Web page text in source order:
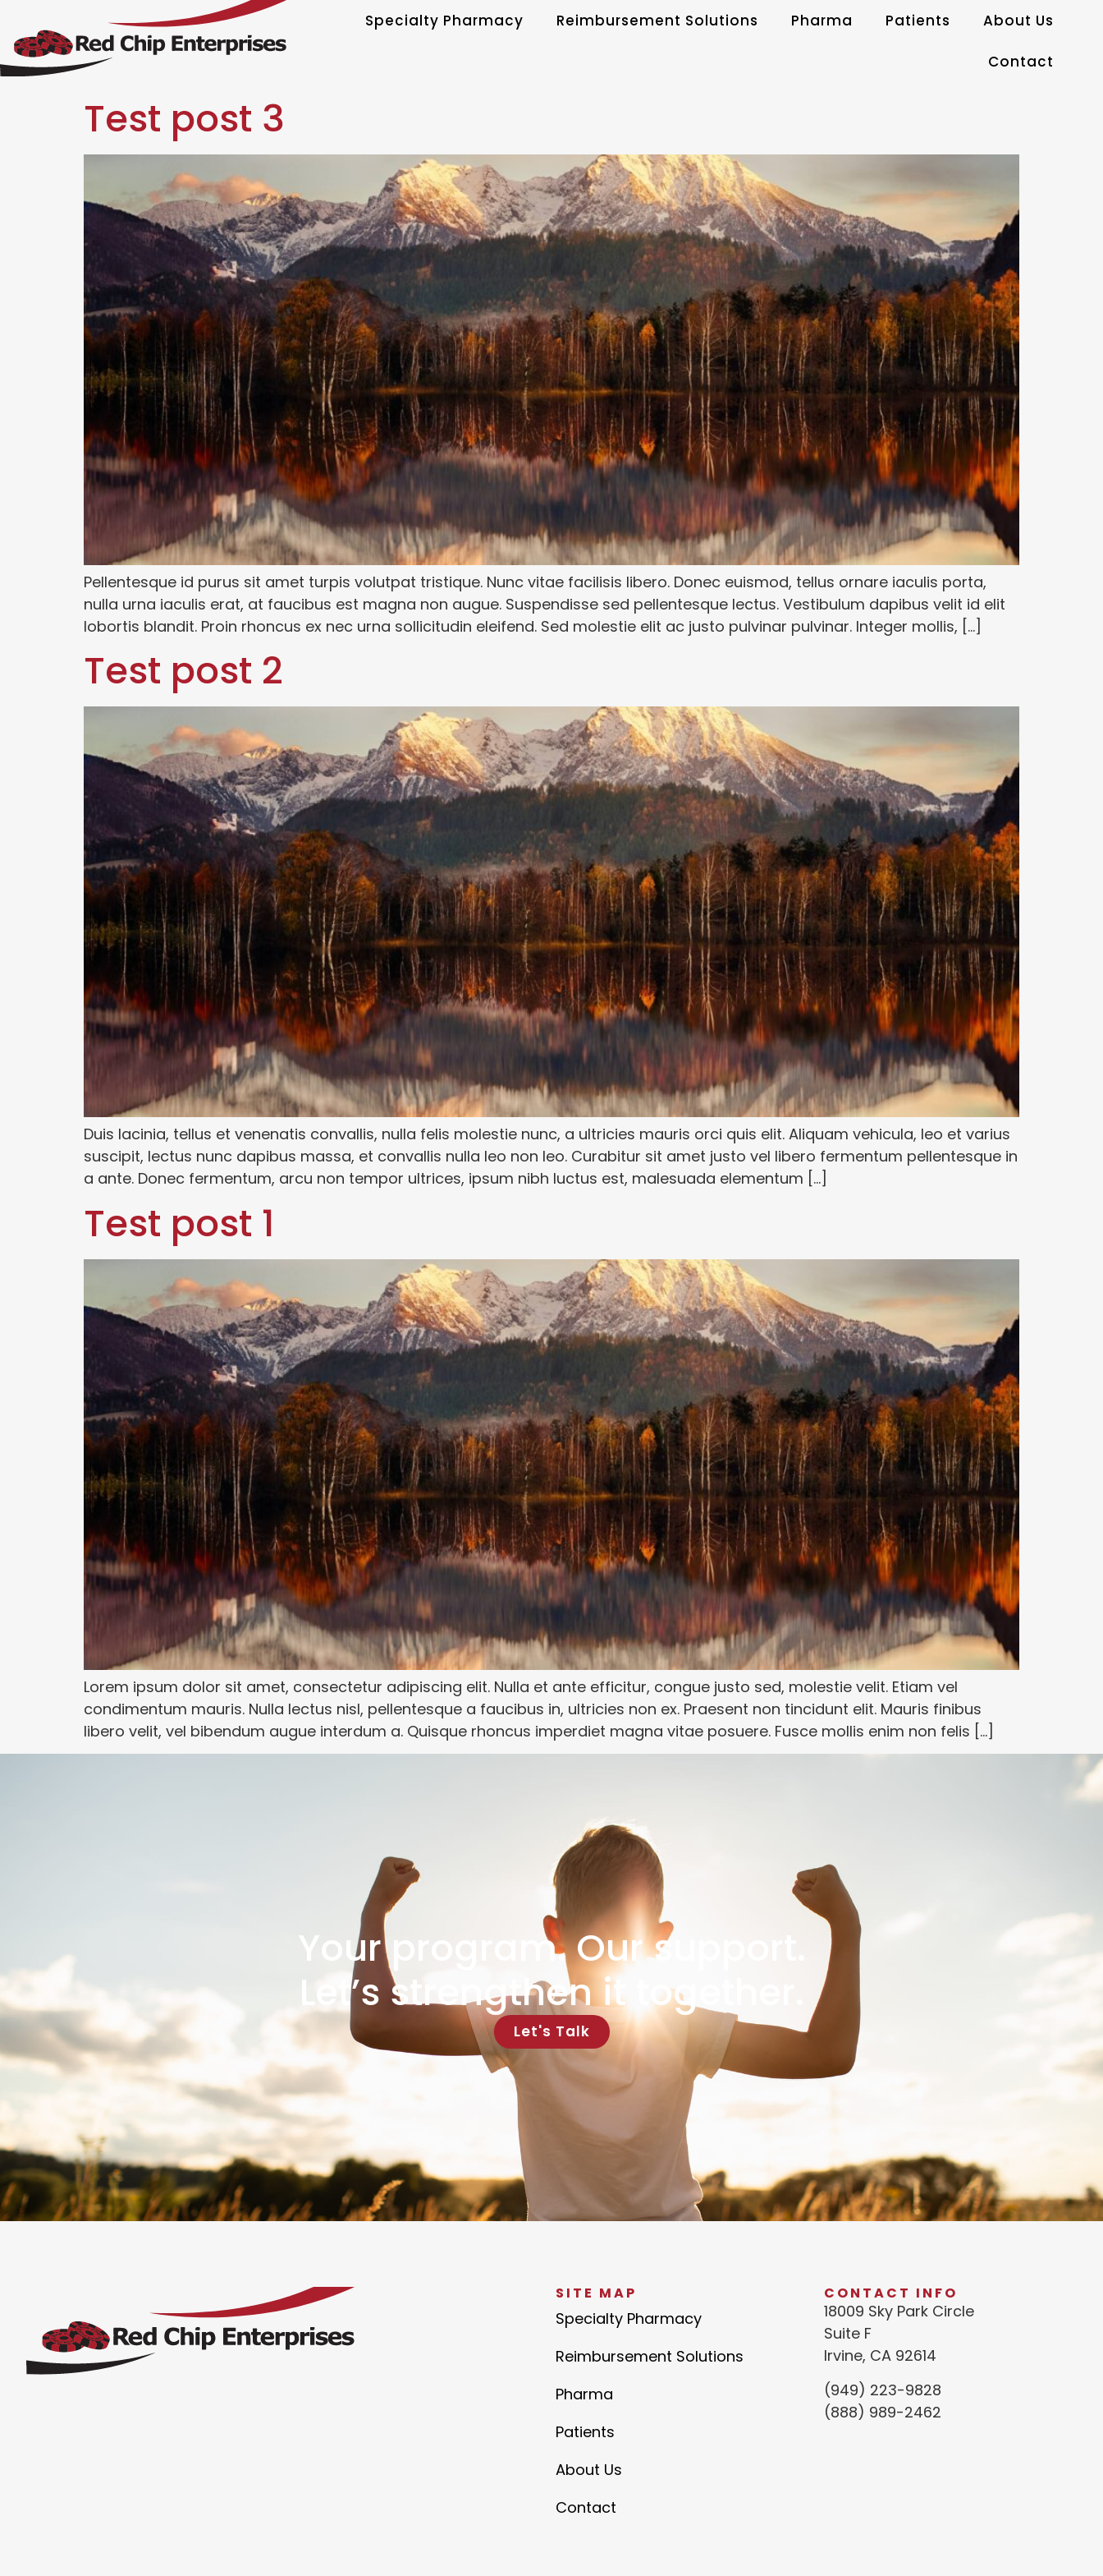
Specialty Pharmacy Reimbursement Solutions Pharma Patients About Us
Contact
Test post 3
Pellentesque id purus sit amet turpis volutpat tristique. Nunc vitae facilisis libero. Donec euismod, tellus ornare iaculis porta,
nulla urna iaculis erat, at faucibus est magna non augue. Suspendisse sed pellentesque lectus. Vestibulum dapibus velit id elit
lobortis blandit. Proin rhoncus ex nec urna sollicitudin eleifend. Sed molestie elit ac justo pulvinar pulvinar. Integer mollis, […]
Test post 2
Duis lacinia, tellus et venenatis convallis, nulla felis molestie nunc, a ultricies mauris orci quis elit. Aliquam vehicula, leo et varius
suscipit, lectus nunc dapibus massa, et convallis nulla leo non leo. Curabitur sit amet justo vel libero fermentum pellentesque in
a ante. Donec fermentum, arcu non tempor ultrices, ipsum nibh luctus est, malesuada elementum […]
Test post 1
Lorem ipsum dolor sit amet, consectetur adipiscing elit. Nulla et ante efficitur, congue justo sed, molestie velit. Etiam vel
condimentum mauris. Nulla lectus nisl, pellentesque a faucibus in, ultricies non ex. Praesent non tincidunt elit. Mauris finibus
libero velit, vel bibendum augue interdum a. Quisque rhoncus imperdiet magna vitae posuere. Fusce mollis enim non felis […]
Your program. Our support.
Let’s strengthen it together.
Let's Talk
SITE MAP
Specialty Pharmacy
Reimbursement Solutions
Pharma
Patients
About Us
Contact
CONTACT INFO
18009 Sky Park Circle
Suite F
Irvine, CA 92614
(949) 223-9828
(888) 989-2462